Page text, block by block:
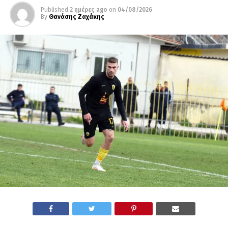
Published 2 ημέρες ago on 04/08/2026
By Θανάσης Ζαχάκης